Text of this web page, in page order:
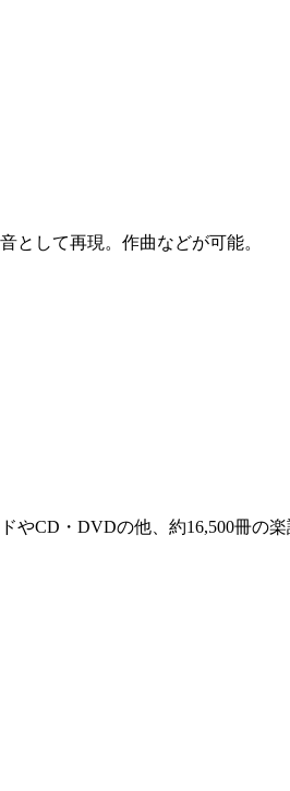
として再現。作曲などが可能。
やCD・DVDの他、約16,500冊の